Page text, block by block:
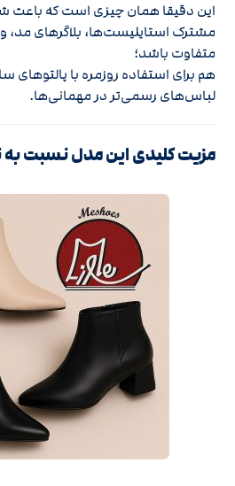
این دقیقا همان چیزی است که باعث
مشترک استایلیست‌ها، بلاگرهای مد،
متفاوت باشد؛
هم برای استفاده روزمره با پالتوهای
لباس‌های رسمی‌تر در مهمانی‌ها.
مزیت کلیدی این مدل نسبت